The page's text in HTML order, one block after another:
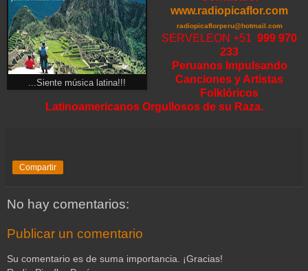
...Siente música latina!!!
www.radiopicaflor.com
radiopicaflorperu@hotmail.com
SERVELEON +51999 970
233
Peruanos Impulsando
Canciones y Artistas
Folklóricos
Latinoamericanos Orgullosos de su Raza.
Compartir
No hay comentarios:
Publicar un comentario
Su comentario es de suma importancia. ¡Gracias!